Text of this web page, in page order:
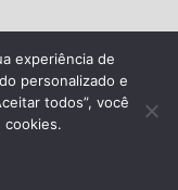
experiência de
personalizado e
todos”, você
cookies.